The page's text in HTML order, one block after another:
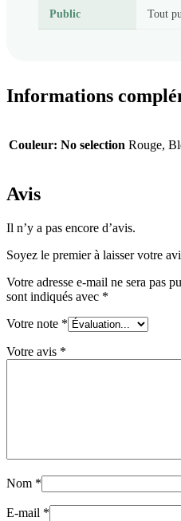
Public Tout
Informations
Couleur: No selection Rouge,
Avis
Il n’y a pas encore d’avis.
Soyez le premier à laisser votre
Votre adresse e-mail ne sera pas
sont indiqués avec *
Votre note *
Votre avis *
Nom *
E-mail *